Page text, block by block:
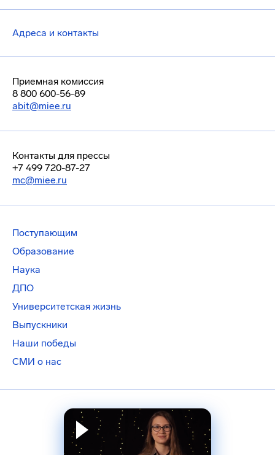
Адреса и контакты
Приемная комиссия
8 800 600-56-89
abit@miee.ru
Контакты для прессы
+7 499 720-87-27
mc@miee.ru
Поступающим
Образование
Наука
ДПО
Университетская жизнь
Выпускники
Наши победы
СМИ о нас